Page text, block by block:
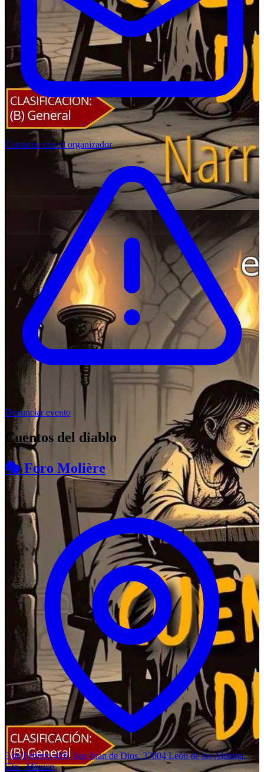
Contactar con el organizador
Denunciar evento
Cuentos del diablo
🎭 Foro Molière
5 de Febrero 416, San Juan de Dios, 37004 León de los Aldama,
Gto., México